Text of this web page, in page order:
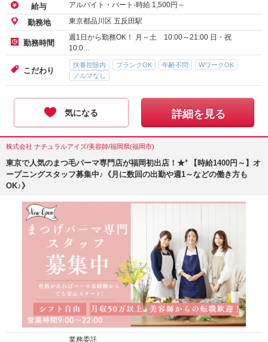
給与 アルバイト・パート-時給 1,500円～
勤務地 東京都品川区 五反田駅
勤務時間
週1日から勤務OK！ 月～土 10:00～21:00 日・祝
10:0…
こだわり
扶養控除内 ブランクOK 年齢不問
WワークOK
ノルマなし
気になる 詳細を見る
株式会社 ナチュラルアイズ/美容師/福岡県(福岡市)
東京で人気のまつ毛パーマ専門店が福岡初出店！★⁺ 【時給1400円～】オ
ープニングスタッフ募集中♪《月に数回の出勤や週1～などの働き方も
OK♪》
業務委託